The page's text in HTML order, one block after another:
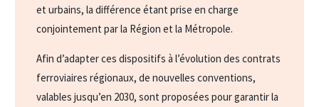
et urbains, la différence étant prise en charge
conjointement par la Région et la Métropole.
Afin d’adapter ces dispositifs à l’évolution des contrats
ferroviaires régionaux, de nouvelles conventions,
valables jusqu’en 2030, sont proposées pour garantir la